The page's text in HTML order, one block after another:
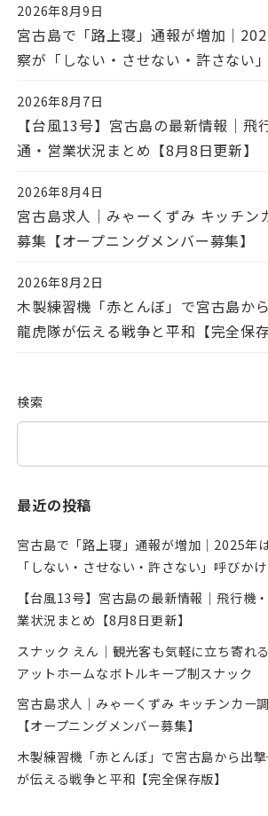
投稿日
2026年8月9日
宮古島で「路上寝」通報が増加｜
察が「しない・させない・許さない
投稿日
2026年8月7日
【台風13号】宮古島の最新情報｜飛
通・営業状況まとめ【8月8日更新】
投稿日
2026年8月4日
宮古島求人｜みゃーくずみ キッチン
募集【オープニングメンバー募集】
投稿日
2026年8月2日
木製練習機「赤とんぼ」で宮古島
龍虎隊が伝える戦争と平和【完全保存
検索
最近の投稿
宮古島で「路上寝」通報が増加｜2025
「しない・させない・許さない」呼びかけ
【台風13号】宮古島の最新情報｜飛行機
業状況まとめ【8月8日更新】
スナック えん｜観光客も気軽に立ち寄れ
アットホームなボトルキープ制スナック
宮古島求人｜みゃーくずみ キッチンカー
【オープニングメンバー募集】
木製練習機「赤とんぼ」で宮古島から出
が伝える戦争と平和【完全保存版】